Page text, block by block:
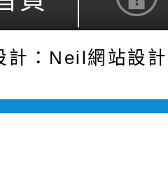
計：Neil網站設